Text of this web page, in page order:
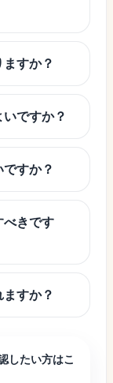
すか？
ですか？
すか？
べきです
すか？
したい方はこ